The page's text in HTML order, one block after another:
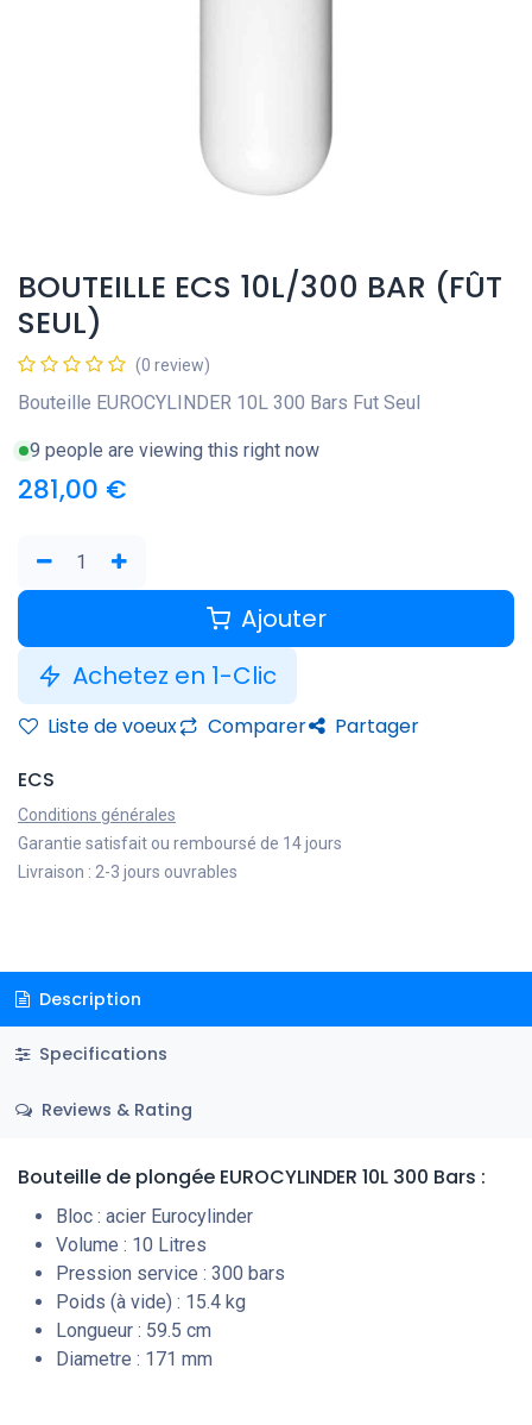
BOUTEILLE ECS 10L/300 BAR (FÛT
SEUL)
(0 review)
Bouteille EUROCYLINDER 10L 300 Bars Fut Seul
9 people are viewing this right now
281,00 €
Ajouter
Achetez en 1-Clic
Liste de voeux Comparer
Partager
ECS
Conditions générales
Garantie satisfait ou remboursé de 14 jours
Livraison : 2-3 jours ouvrables
Description
Specifications
Reviews & Rating
Bouteille de plongée EUROCYLINDER 10L 300 Bars :
Bloc : acier Eurocylinder
Volume : 10 Litres
Pression service : 300 bars
Poids (à vide) : 15.4 kg
Longueur : 59.5 cm
Diametre : 171 mm